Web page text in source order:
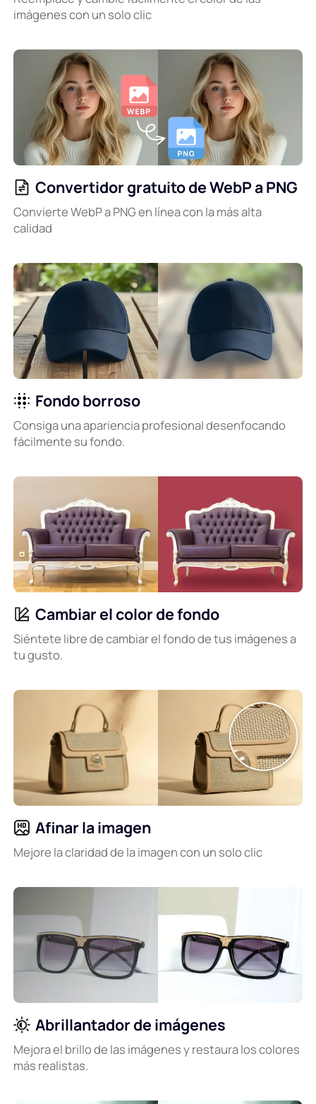
imágenes con un solo clic
Convertidor gratuito de WebP a PNG
Convierte WebP a PNG en línea con la más alta
calidad
Fondo borroso
Consiga una apariencia profesional desenfocando
fácilmente su fondo.
Cambiar el color de fondo
Siéntete libre de cambiar el fondo de tus imágenes a
tu gusto.
Afinar la imagen
Mejore la claridad de la imagen con un solo clic
Abrillantador de imágenes
Mejora el brillo de las imágenes y restaura los colores
más realistas.